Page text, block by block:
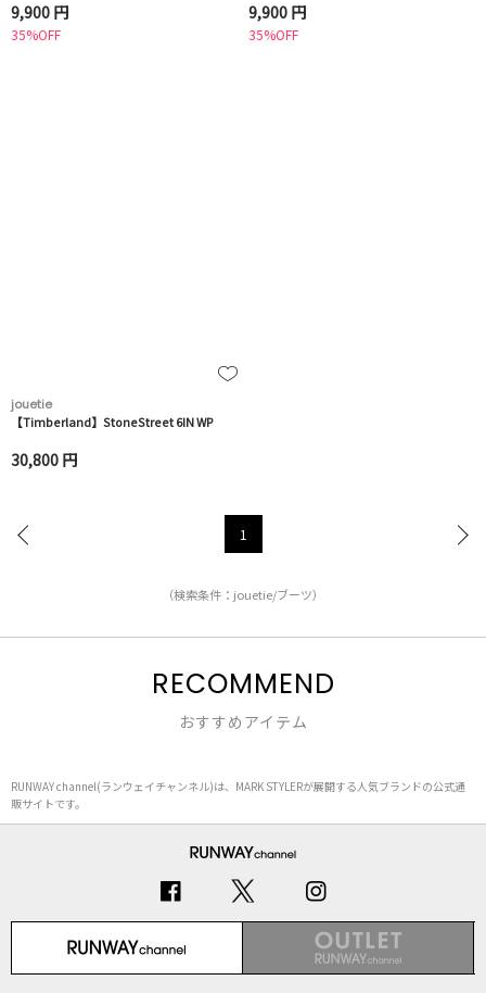
9,900 円
35%OFF
9,900 円
35%OFF
jouetie
【Timberland】StoneStreet 6IN WP
30,800 円
1
（検索条件：jouetie/ブーツ）
RECOMMEND
おすすめアイテム
RUNWAY channel(ランウェイチャンネル)は、MARK STYLERが展開する人気ブランドの公式通
販サイトです。